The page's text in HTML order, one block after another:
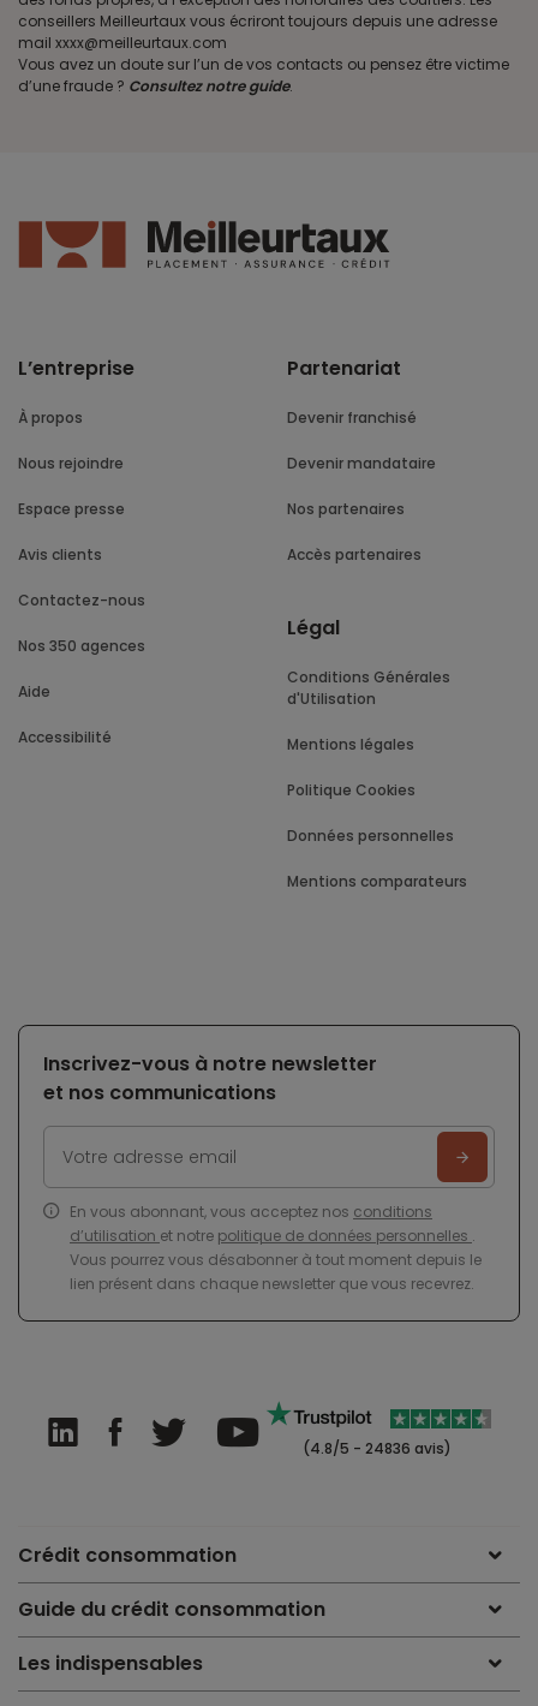
conseillers Meilleurtaux vous écriront toujours depuis une adresse
mail xxxx@meilleurtaux.com
Vous avez un doute sur l’un de vos contacts ou pensez être victime
d’une fraude ? Consultez notre guide.
L’entreprise
À propos
Nous rejoindre
Espace presse
Avis clients
Contactez-nous
Nos 350 agences
Aide
Accessibilité
Partenariat
Devenir franchisé
Devenir mandataire
Nos partenaires
Accès partenaires
Légal
Conditions Générales
d'Utilisation
Mentions légales
Politique Cookies
Données personnelles
Mentions comparateurs
Inscrivez-vous à notre newsletter
et nos communications
En vous abonnant, vous acceptez nos conditions
d’utilisation et notre politique de données personnelles .
Vous pourrez vous désabonner à tout moment depuis le
lien présent dans chaque newsletter que vous recevrez.
(4.8/5 - 24836 avis)
Crédit consommation
Guide du crédit consommation
Les indispensables